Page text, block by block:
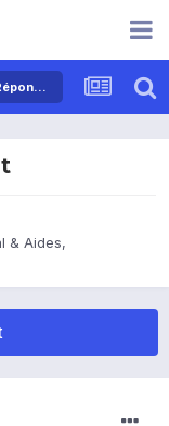
Motorola RAZR i - Général & Aides, Questions/Réponses
& Aides,